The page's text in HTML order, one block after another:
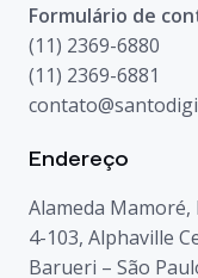
Formulário de
(11) 2369-6880
(11) 2369-6881
Endereço
Alameda Mamoré,
4-103, Alphaville
Barueri – São